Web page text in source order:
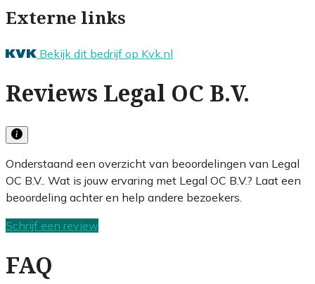
Externe links
Bekijk dit bedrijf op Kvk.nl
Reviews Legal OC B.V.
Onderstaand een overzicht van beoordelingen van Legal
OC B.V.. Wat is jouw ervaring met Legal OC B.V.? Laat een
beoordeling achter en help andere bezoekers.
Schrijf een review
FAQ